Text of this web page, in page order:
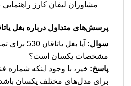
مشاوران لیفان کارز راهنمایی
پرسش‌های متداول درباره بغل یاتاقان
سوال:
آیا بغل
مشخصات یکسان است؟
پاسخ:
برای مدل‌های مختلف یکسان